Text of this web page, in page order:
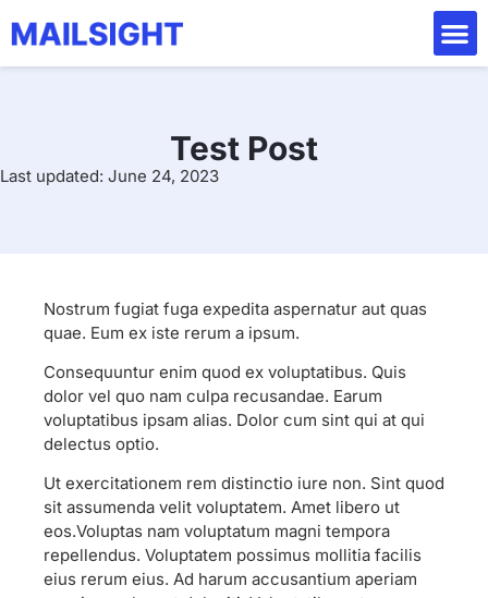
Test Post
Last updated: June 24, 2023
Nostrum fugiat fuga expedita aspernatur aut quas
quae. Eum ex iste rerum a ipsum.
Consequuntur enim quod ex voluptatibus. Quis
dolor vel quo nam culpa recusandae. Earum
voluptatibus ipsam alias. Dolor cum sint qui at qui
delectus optio.
Ut exercitationem rem distinctio iure non. Sint quod
sit assumenda velit voluptatem. Amet libero ut
eos.Voluptas nam voluptatum magni tempora
repellendus. Voluptatem possimus mollitia facilis
eius rerum eius. Ad harum accusantium aperiam